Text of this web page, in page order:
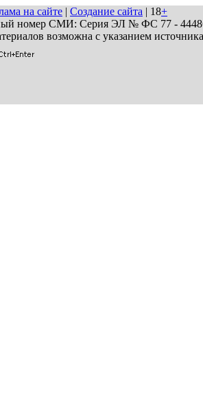
на сайте | Создание сайта | 18+
номер СМИ: Серия ЭЛ № ФС 77 - 44486
возможна с указанием